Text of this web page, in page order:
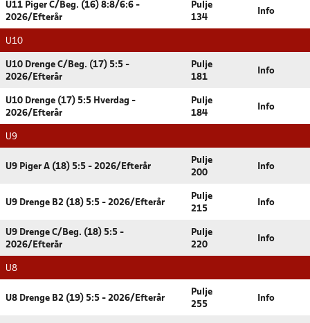
U11 Piger C/Beg. (16) 8:8/6:6 -
2026/Efterår
Pulje
134
Info
U10
U10 Drenge C/Beg. (17) 5:5 -
2026/Efterår
Pulje
181
Info
U10 Drenge (17) 5:5 Hverdag -
2026/Efterår
Pulje
184
Info
U9
U9 Piger A (18) 5:5 - 2026/Efterår
Pulje
200
Info
U9 Drenge B2 (18) 5:5 - 2026/Efterår
Pulje
215
Info
U9 Drenge C/Beg. (18) 5:5 -
2026/Efterår
Pulje
220
Info
U8
U8 Drenge B2 (19) 5:5 - 2026/Efterår
Pulje
255
Info